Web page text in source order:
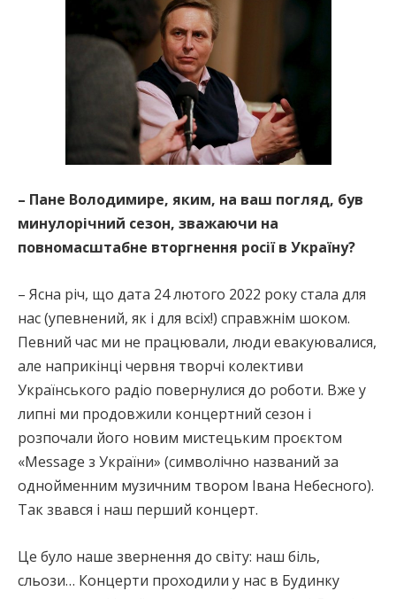
– Пане Володимире, яким, на ваш погляд, був
минулорічний сезон, зважаючи на
повномасштабне вторгнення росії в Україну?
– Ясна річ, що дата 24 лютого 2022 року стала для
нас (упевнений, як і для всіх!) справжнім шоком.
Певний час ми не працювали, люди евакуювалися,
але наприкінці червня творчі колективи
Українського радіо повернулися до роботи. Вже у
липні ми продовжили концертний сезон і
розпочали його новим мистецьким проєктом
«Mеssage з України» (символічно названий за
однойменним музичним твором Івана Небесного).
Так звався і наш перший концерт.
Це було наше звернення до світу: наш біль,
сльози… Концерти проходили у нас в Будинку